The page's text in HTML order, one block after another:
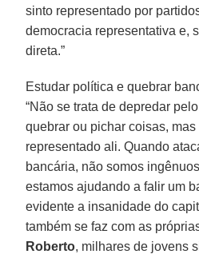
sinto representado por
democracia representativa e,
direta.”
Estudar política e quebrar
“Não se trata de depredar
quebrar ou pichar coisas,
representado ali. Quando
bancária, não somos
estamos ajudando a falir um
evidente a insanidade do
também se faz com as
Roberto, milhares de jovens